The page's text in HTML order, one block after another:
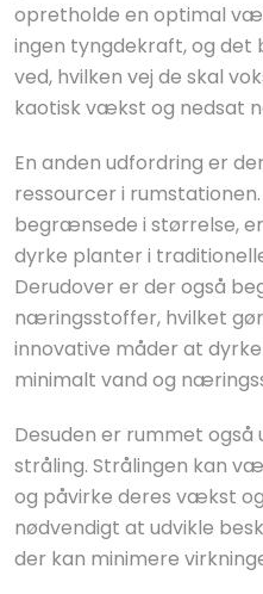
opretholde en optimal
ingen tyngdekraft, og det
ved, hvilken vej de skal
kaotisk vækst og nedsat
En anden udfordring er
ressourcer i
begrænsede i størrelse,
dyrke planter i
Derudover er der også
næringsstoffer, hvilket
innovative måder at
minimalt vand og
Desuden er rummet også
stråling. Strålingen kan
og påvirke deres vækst
nødvendigt at udvikle
der kan minimere